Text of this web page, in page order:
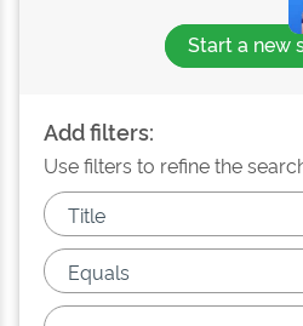
Start a new
Add filters:
Use filters to refine the